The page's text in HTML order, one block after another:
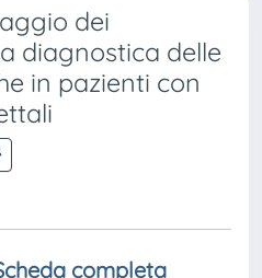
dei
diagnostica delle
in pazienti con
completa